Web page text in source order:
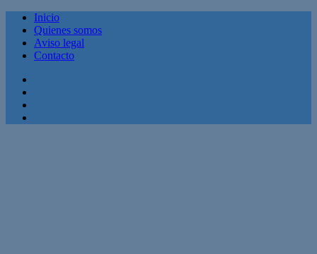
Inicio
Quienes somos
Aviso legal
Contacto